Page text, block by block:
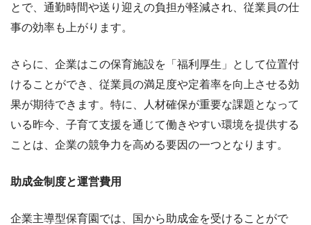
とで、通勤時間や送り迎えの負担が軽減され、従業員の仕
事の効率も上がります。
さらに、企業はこの保育施設を「福利厚生」として位置付
けることができ、従業員の満足度や定着率を向上させる効
果が期待できます。特に、人材確保が重要な課題となって
いる昨今、子育て支援を通じて働きやすい環境を提供する
ことは、企業の競争力を高める要因の一つとなります。
助成金制度と運営費用
企業主導型保育園では、国から助成金を受けることがで